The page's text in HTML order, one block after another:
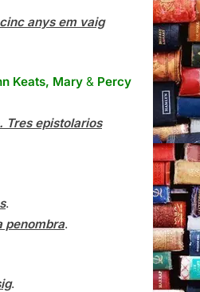
anys em vaig
Keats, Mary & Percy
Tres epistolarios
.
penombra.
.